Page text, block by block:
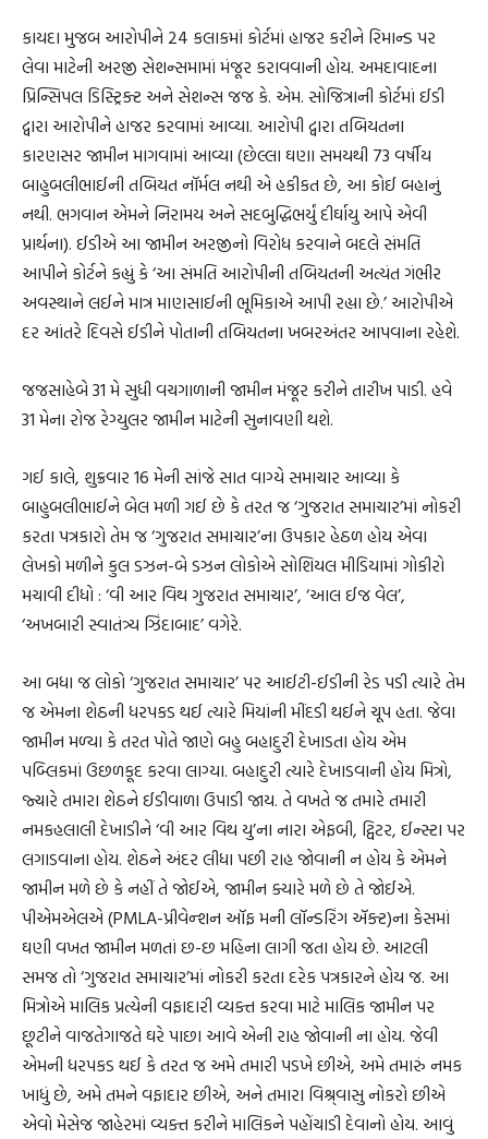
કાયદા મુજબ આરોપીને 24 કલાકમાં કોર્ટમાં હાજર કરીને રિમાન્ડ પર
લેવા માટેની અરજી સેશન્સમામાં મંજૂર કરાવવાની હોય. અમદાવાદના
પ્રિન્સિપલ ડિસ્ટ્રિક્ટ અને સેશન્સ જજ કે. એમ. સોજિત્રાની કોર્ટમાં ઈડી
દ્વારા આરોપીને હાજર કરવામાં આવ્યા. આરોપી દ્વારા તબિયતના
કારણસર જામીન માગવામાં આવ્યા (છેલ્લા ઘણા સમયથી 73 વર્ષીય
બાહુબલીભાઈની તબિયત નૉર્મલ નથી એ હકીકત છે, આ કોઈ બહાનું
નથી. ભગવાન એમને નિરામય અને સદબુદ્ધિભર્યું દીર્ઘાયુ આપે એવી
પ્રાર્થના). ઈડીએ આ જામીન અરજીનો વિરોધ કરવાને બદલે સંમતિ
આપીને કોર્ટને કહ્યું કે ‘આ સંમતિ આરોપીની તબિયતની અત્યંત ગંભીર
અવસ્થાને લઈને માત્ર માણસાઈની ભૂમિકાએ આપી રહ્યા છે.’ આરોપીએ
દર આંતરે દિવસે ઈડીને પોતાની તબિયતના ખબરઅંતર આપવાના રહેશે.
જજસાહેબે 31 મે સુધી વચગાળાની જામીન મંજૂર કરીને તારીખ પાડી. હવે
31 મેના રોજ રેગ્યુલર જામીન માટેની સુનાવણી થશે.
ગઈ કાલે, શુક્રવાર 16 મેની સાંજે સાત વાગ્યે સમાચાર આવ્યા કે
બાહુબલીભાઈને બેલ મળી ગઈ છે કે તરત જ ‘ગુજરાત સમાચાર’માં નોકરી
કરતા પત્રકારો તેમ જ ‘ગુજરાત સમાચાર’ના ઉપકાર હેઠળ હોય એવા
લેખકો મળીને કુલ ડઝન-બે ડઝન લોકોએ સોશિયલ મીડિયામાં ગોકીરો
મચાવી દીધો : ‘વી આર વિથ ગુજરાત સમાચાર’, ‘આલ ઈજ વેલ’,
‘અખબારી સ્વાતંત્ર્ય ઝિંદાબાદ’ વગેરે.
આ બધા જ લોકો ‘ગુજરાત સમાચાર’ પર આઈટી-ઈડીની રેડ પડી ત્યારે તેમ
જ એમના શેઠની ધરપકડ થઈ ત્યારે મિયાંની મીંદડી થઈને ચૂપ હતા. જેવા
જામીન મળ્યા કે તરત પોતે જાણે બહુ બહાદુરી દેખાડતા હોય એમ
પબ્લિકમાં ઉછળકૂદ કરવા લાગ્યા. બહાદુરી ત્યારે દેખાડવાની હોય મિત્રો,
જ્યારે તમારા શેઠને ઈડીવાળા ઉપાડી જાય. તે વખતે જ તમારે તમારી
નમકહલાલી દેખાડીને ‘વી આર વિથ યુ’ના નારા એફબી, ટ્વિટર, ઈન્સ્ટા પર
લગાડવાના હોય. શેઠને અંદર લીધા પછી રાહ જોવાની ન હોય કે એમને
જામીન મળે છે કે નહીં તે જોઈએ, જામીન ક્યારે મળે છે તે જોઈએ.
પીએમએલએ (PMLA-પ્રીવેન્શન ઑફ મની લૉન્ડરિંગ ઍક્ટ)ના કેસમાં
ઘણી વખત જામીન મળતાં છ-છ મહિના લાગી જતા હોય છે. આટલી
સમજ તો ‘ગુજરાત સમાચાર’માં નોકરી કરતા દરેક પત્રકારને હોય જ. આ
મિત્રોએ માલિક પ્રત્યેની વફાદારી વ્યક્ત કરવા માટે માલિક જામીન પર
છૂટીને વાજતેગાજતે ઘરે પાછા આવે એની રાહ જોવાની ના હોય. જેવી
એમની ધરપકડ થઈ કે તરત જ અમે તમારી પડખે છીએ, અમે તમારું નમક
ખાધું છે, અમે તમને વફાદાર છીએ, અને તમારા વિશ્ર્વાસુ નોકરો છીએ
એવો મેસેજ જાહેરમાં વ્યક્ત કરીને માલિકને પહોંચાડી દેવાનો હોય. આવું